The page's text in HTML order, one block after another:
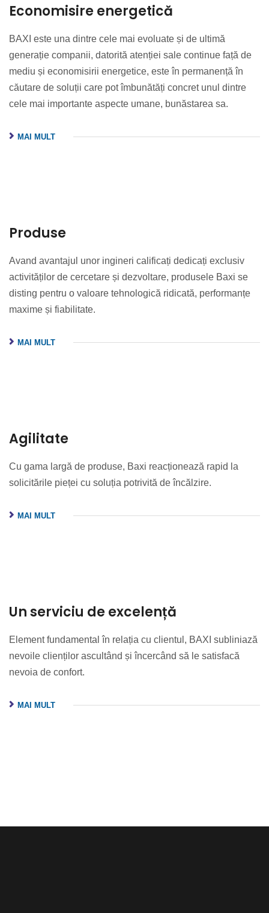
Economisire energetică
BAXI este una dintre cele mai evoluate și de ultimă
generație companii, datorită atenției sale continue față de
mediu și economisirii energetice, este în permanență în
căutare de soluții care pot îmbunătăți concret unul dintre
cele mai importante aspecte umane, bunăstarea sa.
MAI MULT
Produse
Avand avantajul unor ingineri calificați dedicați exclusiv
activităților de cercetare și dezvoltare, produsele Baxi se
disting pentru o valoare tehnologică ridicată, performanțe
maxime și fiabilitate.
MAI MULT
Agilitate
Cu gama largă de produse, Baxi reacționează rapid la
solicitările pieței cu soluția potrivită de încălzire.
MAI MULT
Un serviciu de excelență
Element fundamental în relația cu clientul, BAXI subliniază
nevoile clienților ascultând și încercând să le satisfacă
nevoia de confort.
MAI MULT